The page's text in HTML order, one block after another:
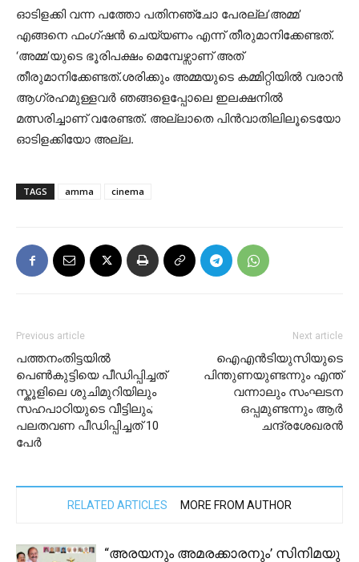
ഓടിളക്കി വന്ന പത്തോ പതിനഞ്ചോ പേരല്ല’അമ്മ’
എങ്ങനെ ഫംഗ്ഷൻ ചെയ്യണം എന്ന് തീരുമാനിക്കേണ്ടത്.
‘അമ്മ’യുടെ ഭൂരിപക്ഷം മെമ്പേഴ്സാണ് അത്
തീരുമാനിക്കേണ്ടത്.ശരിക്കും അമ്മയുടെ കമ്മിറ്റിയിൽ വരാൻ
ആഗ്രഹമുള്ളവർ ഞങ്ങളെപ്പോലെ ഇലക്ഷനിൽ
മത്സരിച്ചാണ് വരേണ്ടത്. അല്ലാതെ പിൻവാതിലിലൂടെയോ
ഓടിളക്കിയോ അല്ല.
TAGS amma cinema
Previous article
പത്തനംതിട്ടയിൽ
പെണ്‍കുട്ടിയെ പീഡിപ്പിച്ചത്
സ്കൂളിലെ ശുചിമുറിയിലും
സഹപാഠിയുടെ വീട്ടിലും;
പലതവണ പീഡിപ്പിച്ചത് 10
പേർ
Next article
ഐഎൻടിയുസിയുടെ
പിന്തുണയുണ്ടന്നും എന്ത്
വന്നാലും സംഘടന
ഒപ്പമുണ്ടന്നും ആർ
ചന്ദ്രശേഖരൻ
RELATED ARTICLES MORE FROM AUTHOR
“അ​ര​യ​നും അ​മ​ര​ക്കാ​ര​നും’ സി​നി​മ​യു​